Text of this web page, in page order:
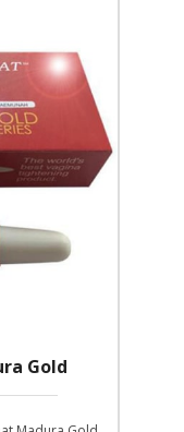
Gold